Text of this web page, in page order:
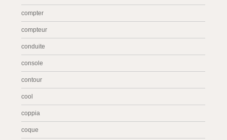
compter
compteur
conduite
console
contour
cool
coppia
coque